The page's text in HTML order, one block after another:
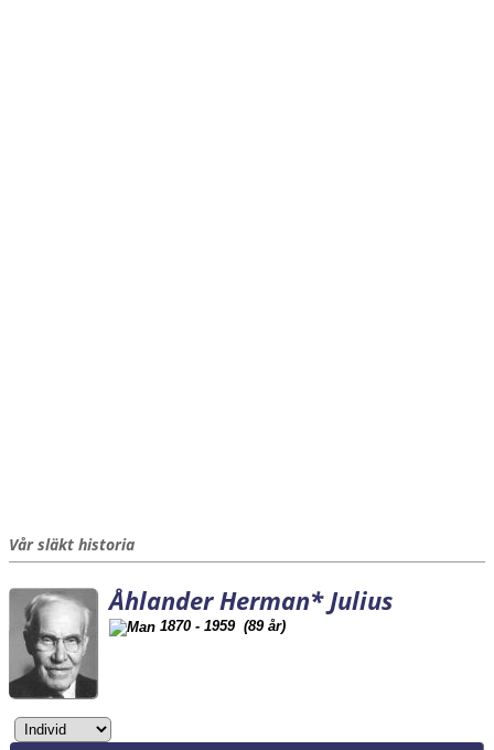
Vår släkt historia
Åhlander Herman* Julius
1870 - 1959 (89 år)